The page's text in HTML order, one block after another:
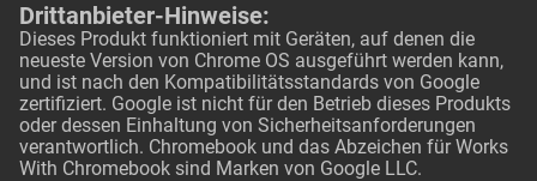
Drittanbieter-Hinweise:
Dieses Produkt funktioniert mit Geräten, auf denen die
neueste Version von Chrome OS ausgeführt werden kann,
und ist nach den Kompatibilitätsstandards von Google
zertifiziert. Google ist nicht für den Betrieb dieses Produkts
oder dessen Einhaltung von Sicherheitsanforderungen
verantwortlich. Chromebook und das Abzeichen für Works
With Chromebook sind Marken von Google LLC.